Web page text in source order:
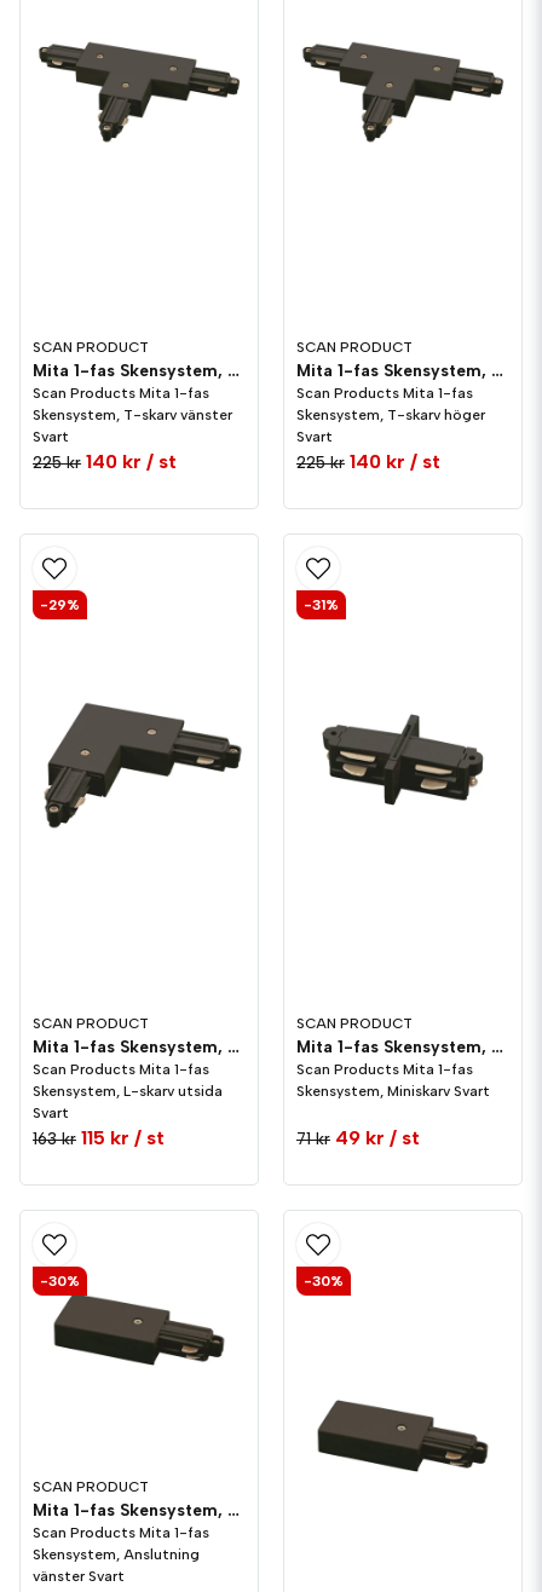
SCAN PRODUCT
Mita 1-fas Skensystem, T-skarv vänster Svart
Scan Products Mita 1-fas
Skensystem, T-skarv vänster
Svart
225 kr 140 kr / st
SCAN PRODUCT
Mita 1-fas Skensystem, T-skarv höger Svart
Scan Products Mita 1-fas
Skensystem, T-skarv höger
Svart
225 kr 140 kr / st
SCAN PRODUCT
Mita 1-fas Skensystem, L-skarv utsida Svart
Scan Products Mita 1-fas
Skensystem, L-skarv utsida
Svart
163 kr 115 kr / st
-29%
SCAN PRODUCT
Mita 1-fas Skensystem, Miniskarv Svart
Scan Products Mita 1-fas
Skensystem, Miniskarv Svart
71 kr 49 kr / st
-31%
SCAN PRODUCT
Mita 1-fas Skensystem, Anslutning vänster Svart
Scan Products Mita 1-fas
Skensystem, Anslutning
vänster Svart
-30% -30%